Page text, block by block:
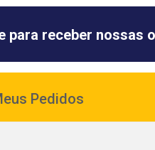
para receber nossas
Pedidos